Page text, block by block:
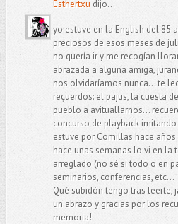
Esthertxu dijo...
yo estuve en la English del 85
preciosos de esos meses de
no quería ir y me recogían
abrazada a alguna amiga,
nos olvidaríamos nunca... te
reçuerdos: el pajus, la cuesta
pueblo a avituallarnos...
concurso de playback
estuve por Comillas hace
hace unas semanas lo vi en la
arreglado (no sé si todo o en
seminarios, conferencias, etc...
Qué subidón tengo tras leerte,
un abrazo y gracias por los
memoria!